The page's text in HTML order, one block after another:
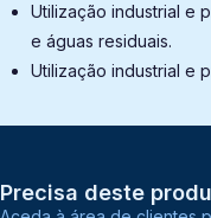
Utilização industrial e
e águas residuais.
Utilização industrial e
Precisa deste